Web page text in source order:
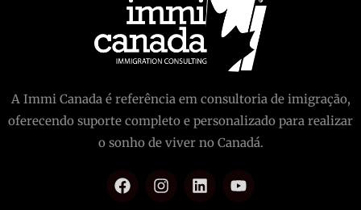
A Immi Canada é referência em consultoria de imigração,
oferecendo suporte completo e personalizado para realizar
o sonho de viver no Canadá.